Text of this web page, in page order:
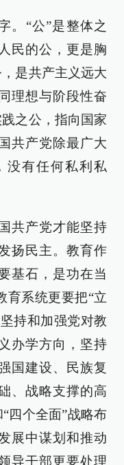
。“公”是整体之
民的公，更是胸
是共产主义远大
理想与阶段性奋
之公，指向国家
共产党除最广大
没有任何私利私
共产党才能坚持
扬民主。教育作
基石，是功在当
育系统更要把“立
持和加强党对教
办学方向，坚持
国建设、民族复
、战略支撑的高
四个全面”战略布
展中谋划和推动
导干部更要处理